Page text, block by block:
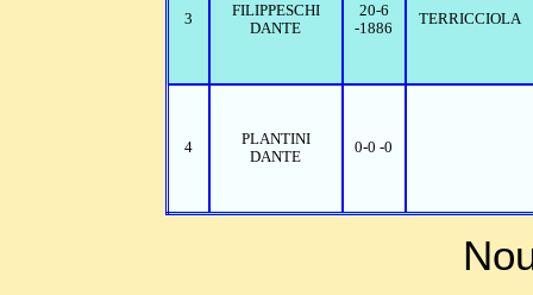
3
FILIPPESCHI
DANTE
20-6
-1886
TERRICCIOLA
4
PLANTINI
DANTE
0-0 -0